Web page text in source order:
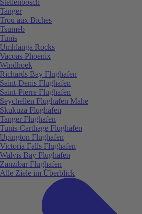
Tanger
Trou aux Biches
Tsumeb
Tunis
Umhlanga Rocks
Vacoas-Phoenix
Windhoek
Richards Bay Flughafen
Saint-Denis Flughafen
Saint-Pierre Flughafen
Seychellen Flughafen Mahe
Skukuza Flughafen
Tanger Flughafen
Tunis-Carthage Flughafen
Upington Flughafen
Victoria Falls Flughafen
Walvis Bay Flughafen
Zanzibar Flughafen
Alle Ziele im Überblick